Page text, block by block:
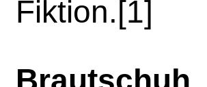
Fiktion.[1]